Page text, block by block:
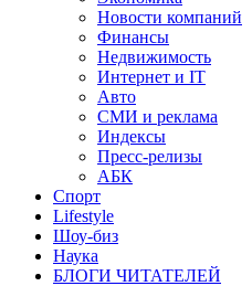
Новости компаний
Финансы
Недвижимость
Интернет и IT
Авто
СМИ и реклама
Индексы
Пресс-релизы
АБК
Спорт
Lifestyle
Шоу-биз
Наука
БЛОГИ ЧИТАТЕЛЕЙ